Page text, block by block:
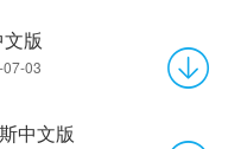
版
03
中文版